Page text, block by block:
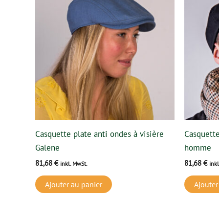
Casquette plate anti ondes à visière
Galene
81,68 € inkl. MwSt.
Ajouter au panier
homme
81,68 €